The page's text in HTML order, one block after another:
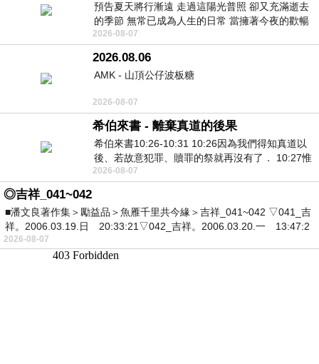
預告夏天將行漸遠 走過這陽光普照 卻又充滿逝去
的季節 無常已成為人生的日常 當擁著今夜的歡暢
舒心 轉眼驟成昨日 而明晨 太陽
2026-08-07
2026.08.06
AMK - 山頂公仔波板糖
2026-08-07
希伯來書 - 離棄真道的後果
希伯來書10:26-10:31 10:26因為我們得知真道以
後、若故意犯罪、贖罪的祭就再沒有了． 10:27惟
有戰懼等候審判和那燒滅眾敵人的烈火
2026-08-07
◎吉祥_041~042
■潘文良著作集＞勵益品＞魚雁千里共今緣＞吉祥_041~042 ▽041_吉
祥。2006.03.19.日 20:33:21▽042_吉祥。2006.03.20.一 13:47:2
2026-08-07